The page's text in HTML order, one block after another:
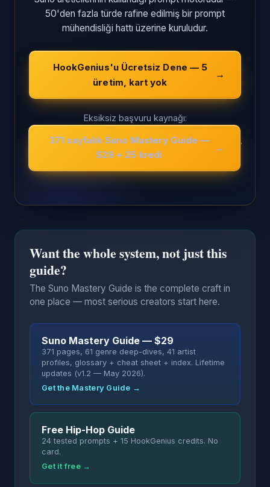
50'den fazla türde rafine edilmiş bir prompt
mühendisliği hattı üzerine kuruludur.
HookGenius'u Ücretsiz Dene — 5
üretim, kart yok
Eksiksiz başvuru kaynağı:
371 sayfalık Suno Mastery Guide —
$29 + 25 kredi
Want the whole system, not just this
guide?
The Suno Mastery Guide is the complete craft in
one place — most serious creators start here.
Suno Mastery Guide — $29
371 pages, 61 genre deep-dives, 41 artist
profiles, glossary + cheat sheet + index. Lifetime
updates (v1.2 — May 2026).
Get the Mastery Guide →
Free Hip-Hop Guide
24 tested prompts + 15 HookGenius credits. No
card.
Get it free →